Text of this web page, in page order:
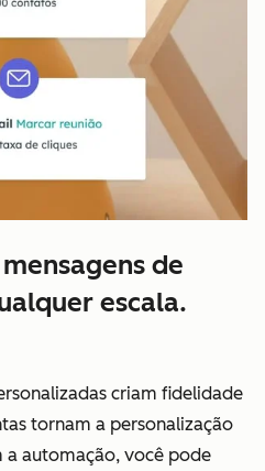
de
escala.
criam fidelidade
tornam a personalização
a automação, você pode